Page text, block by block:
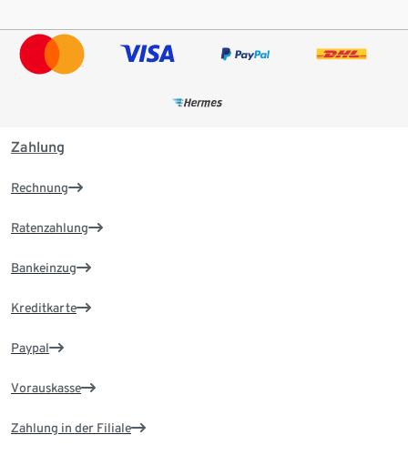
Zahlung
Rechnung
Ratenzahlung
Bankeinzug
Kreditkarte
Paypal
Vorauskasse
Zahlung in der Filiale